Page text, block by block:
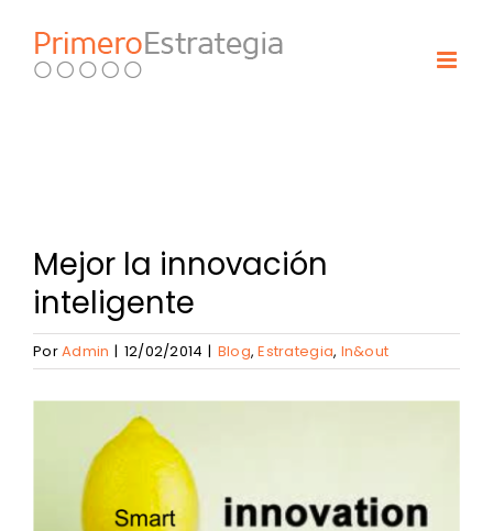
content
Mejor la innovación
inteligente
PorAdmin | 12/02/2014 | Blog,Estrategia, In&out
Larger
Image